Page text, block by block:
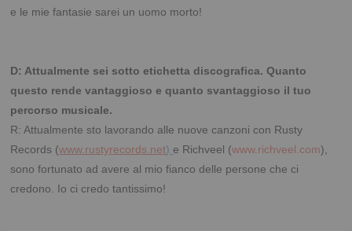
e le mie fantasie sarei un uomo morto!
D: Attualmente sei sotto etichetta discografica. Quanto
questo rende vantaggioso e quanto svantaggioso il tuo
percorso musicale.
R: Attualmente sto lavorando alle nuove canzoni con Rusty
Records (www.rustyrecords.net)e Richveel (www.richveel.com),
sono fortunato ad avere al mio fianco delle persone che ci
credono. Io ci credo tantissimo!